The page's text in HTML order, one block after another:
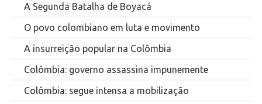
A Segunda Batalha de Boyacá
O povo colombiano em luta e movimento
A insurreição popular na Colômbia
Colômbia: governo assassina impunemente
Colômbia: segue intensa a mobilização